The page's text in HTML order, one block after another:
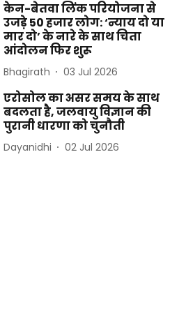
केन-बेतवा लिंक परियोजना से
उजड़े 50 हजार लोग: ‘न्याय दो या
मार दो’ के नारे के साथ चिता
आंदोलन फिर शुरू
Bhagirath 03 Jul 2026
एरोसोल का असर समय के साथ
बदलता है, जलवायु विज्ञान की
पुरानी धारणा को चुनौती
Dayanidhi 02 Jul 2026